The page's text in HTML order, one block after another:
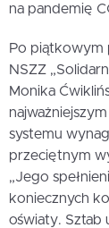
na pandemię
Po piątkowym
NSZZ
Monika
systemu
przeciętnym
„Jego
koniecznych
oświaty. Sztab